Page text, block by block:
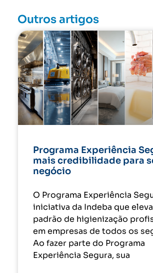
Outros artigos
Programa Experiência
mais credibilidade para
negócio
O Programa Experiência
iniciativa da Indeba que
padrão de higienização
em empresas de todos os
Ao fazer parte do Programa
Experiência Segura, sua